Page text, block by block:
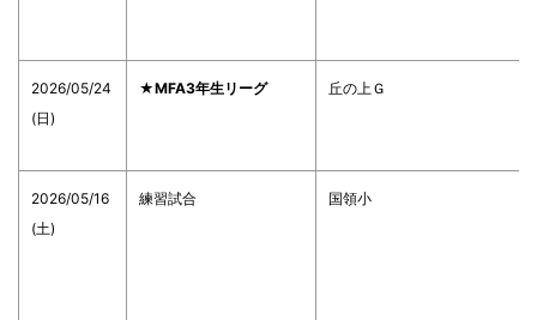
2026/05/24
(日)
★MFA3年生リーグ 丘の上Ｇ
2026/05/16
(土)
練習試合 国領小